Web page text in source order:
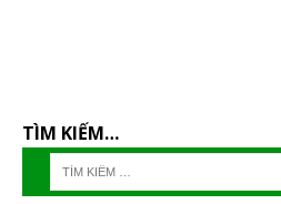
TÌM KIẾM…